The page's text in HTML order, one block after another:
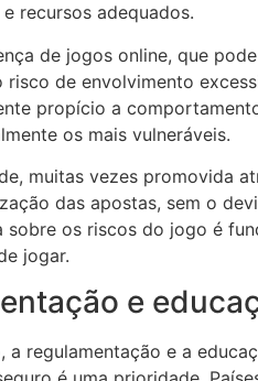
recursos adequados.
de jogos online, que
de envolvimento
propício a
os mais vulneráveis.
muitas vezes promovida
das apostas, sem o
os riscos do jogo é
jogar.
e
regulamentação e a